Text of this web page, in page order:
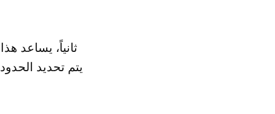
ثانياً، يساعد
يتم تحديد